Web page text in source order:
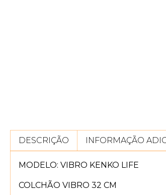
DESCRIÇÃO INFORMAÇÃO
MODELO: VIBRO KENKO LIFE
COLCHÃO VIBRO 32 CM